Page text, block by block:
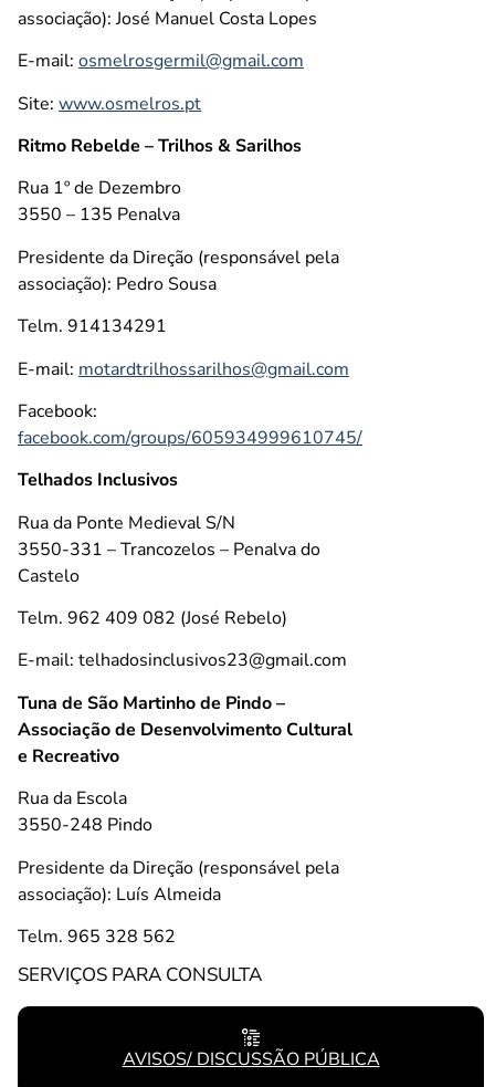
associação): José Manuel Costa Lopes
E-mail: osmelrosgermil@gmail.com
Site: www.osmelros.pt
Ritmo Rebelde – Trilhos & Sarilhos
Rua 1º de Dezembro
3550 – 135 Penalva
Presidente da Direção (responsável pela
associação): Pedro Sousa
Telm. 914134291
E-mail: motardtrilhossarilhos@gmail.com
Facebook:
facebook.com/groups/605934999610745/
Telhados Inclusivos
Rua da Ponte Medieval S/N
3550-331 – Trancozelos – Penalva do
Castelo
Telm. 962 409 082 (José Rebelo)
E-mail: telhadosinclusivos23@gmail.com
Tuna de São Martinho de Pindo –
Associação de Desenvolvimento Cultural
e Recreativo
Rua da Escola
3550-248 Pindo
Presidente da Direção (responsável pela
associação): Luís Almeida
Telm. 965 328 562
SERVIÇOS PARA CONSULTA
AVISOS/ DISCUSSÃO PÚBLICA